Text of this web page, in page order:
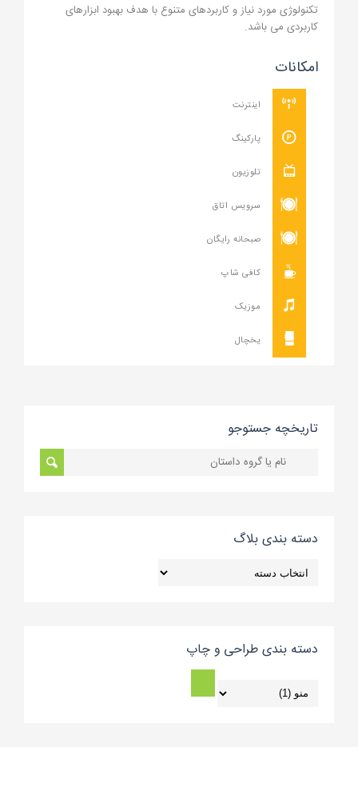
تکنولوژی مورد نیاز و کاربردهای متنوع با هدف بهبود ابزارهای
کاربردی می باشد.
امکانات
اینترنت
پارکینگ
تلوزیون
سرویس اتاق
صبحانه رایگان
کافی شاپ
موزیک
یخچال
تاریخچه جستوجو
دسته بندی بلاگ
دسته
بندی
دسته بندی طراحی و چاپ